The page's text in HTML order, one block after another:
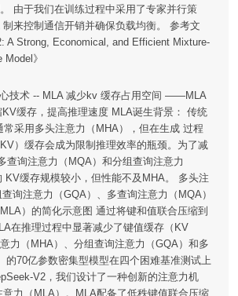
由于我们在训练过程中采用了专家并行策
来控制通信开销并确保负载均衡。 参考文
A Strong, Economical, and Efficient Mixture-
》
技术 -- MLA 减少kv 缓存占用空间 ——MLA
缓存，提高推理速度 MLA诞生背景： 传统
常采用多头注意力（MHA），但在生成 过程
）缓存会成为限制推理效率的瓶颈。为了减
查询注意力（MQA）和分组查询注意力
KV缓存规模较小，但性能不及MHA。 多头注
询注意力（GQA）、多查询注意力（MQA）
）的简化示意图 通过将键和值联合压缩到
在推理过程中显著减少了键值缓存（KV
力（MHA）、分组查询注意力（GQA）和多
的70亿参数密集型模型在四个困难基准测试上
V2，我们设计了一种创新的注意力机
力（MLA）。MLA配备了低秩键值联合压缩